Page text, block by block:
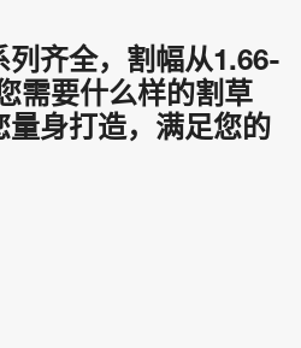
齐全，割幅从1.66-
需要什么样的割草
身打造，满足您的